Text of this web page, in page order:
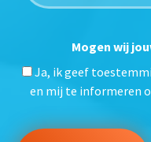
Mogen wij
Ja, ik geef
en mij te informeren